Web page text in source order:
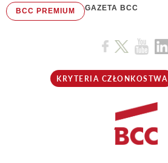
BCC PREMIUM GAZETA BCC
KRYTERIA CZŁONKOSTWA